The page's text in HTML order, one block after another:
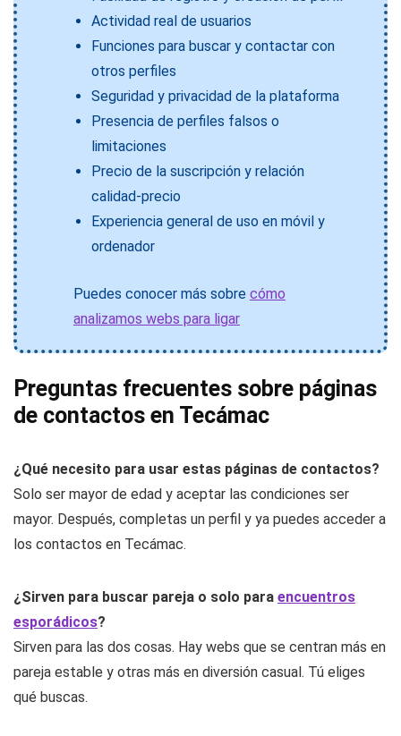
Actividad real de usuarios
Funciones para buscar y contactar con
otros perfiles
Seguridad y privacidad de la plataforma
Presencia de perfiles falsos o
limitaciones
Precio de la suscripción y relación
calidad-precio
Experiencia general de uso en móvil y
ordenador
Puedes conocer más sobre cómo
analizamos webs para ligar
Preguntas frecuentes sobre páginas
de contactos en Tecámac
¿Qué necesito para usar estas páginas de contactos?
Solo ser mayor de edad y aceptar las condiciones ser
mayor. Después, completas un perfil y ya puedes acceder a
los contactos en Tecámac.
¿Sirven para buscar pareja o solo para encuentros
esporádicos?
Sirven para las dos cosas. Hay webs que se centran más en
pareja estable y otras más en diversión casual. Tú eliges
qué buscas.